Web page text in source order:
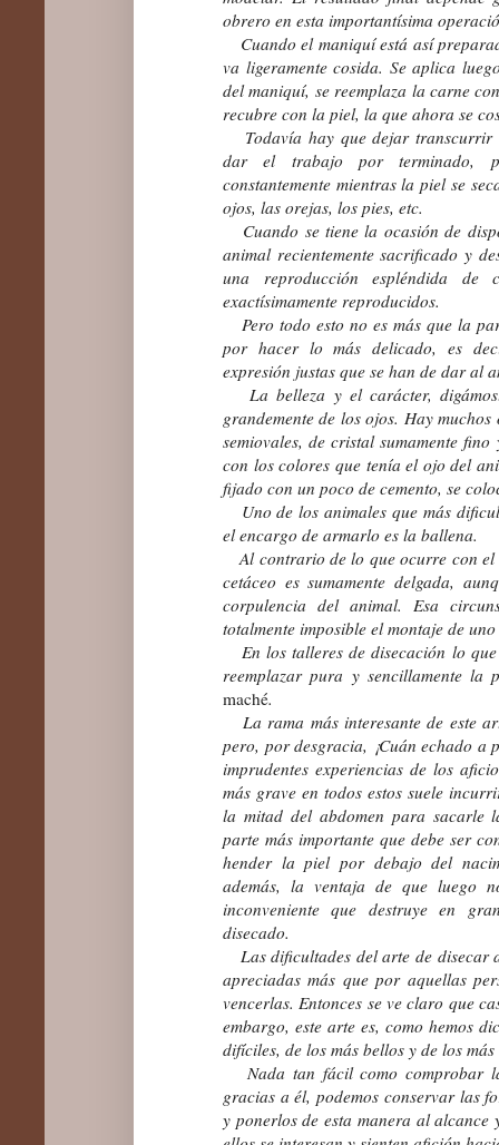
obrero en esta importantísima
Cuando el maniquí está así
va ligeramente cosida. Se aplica
del maniquí, se reemplaza la carne
recubre con la piel, la que ahora se
Todavía hay que dejar transcurrir
dar el trabajo por terminado,
constantemente mientras la piel se
ojos, las orejas, los pies, etc.
Cuando se tiene la ocasión de
animal recientemente sacrificado y
una reproducción espléndida
exactísimamente reproducidos.
Pero todo esto no es más que la
por hacer lo más delicado, es
expresión justas que se han de dar al
La belleza y el carácter,
grandemente de los ojos. Hay
semiovales, de cristal sumamente
con los colores que tenía el ojo del
fijado con un poco de cemento, se
Uno de los animales que más
el encargo de armarlo es la ballena.
Al contrario de lo que ocurre con el
cetáceo es sumamente delgada,
corpulencia del animal. Esa
totalmente imposible el montaje de
En los talleres de disecación lo que
reemplazar pura y sencillamente
maché.
La rama más interesante de este
pero, por desgracia, ¡Cuán echado a
imprudentes experiencias de los
más grave en todos estos suele
la mitad del abdomen para
parte más importante que debe ser
hender la piel por debajo del
además, la ventaja de que luego
inconveniente que destruye en
disecado.
Las dificultades del arte de disecar
apreciadas más que por aquellas
vencerlas. Entonces se ve claro que
embargo, este arte es, como hemos
difíciles, de los más bellos y de los
Nada tan fácil como comprobar
gracias a él, podemos conservar las
y ponerlos de esta manera al